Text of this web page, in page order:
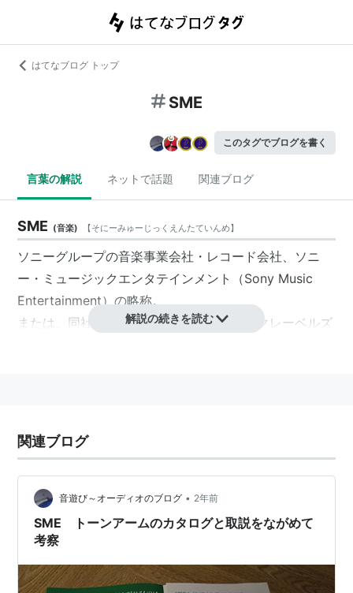
はてなブログ トップ
SME
このタグでブログを書く
言葉の解説 ネットで話題 関連ブログ
SME (音楽) 【そにーみゅーじっくえんたていんめ】
ソニーグループの音楽事業会社・レコード会社、 ソニ
ー・ミュージックエンタテインメント
（Sony Music
Entertainment）の略称。
または、同社の子会社ソニー・ミュージックレーベルズ
解説の続きを読む
関連ブログ
音遊び～オーディオのブログ • 2年前
SME トーンアームのカタログと取説をながめて
考察